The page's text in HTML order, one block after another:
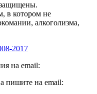
в котором не
алкоголизма,
2017
на email:
пишите на email: